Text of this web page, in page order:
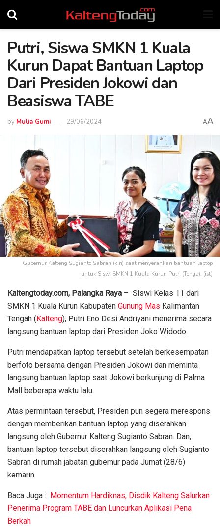
Putri, Siswa SMKN 1 Kuala
Kurun Dapat Bantuan Laptop
Dari Presiden Jokowi dan
Beasiswa TABE
by Mulia Gumi 29/06/2024 AA
Gubernur Kalteng Sugianto Sabran (kiri) saat menyerahkan bantuan laptop
untuk Siswi SMKN 1 Kuala Kurun Putri (Tenga). (ist)
Kaltengtoday.com, Palangka Raya – Siswi Kelas 11 dari
SMKN 1 Kuala Kurun Kabupaten Gunung Mas Kalimantan
Tengah (Kalteng), Putri Eno Desi Andriyani menerima secara
langsung bantuan laptop dari Presiden Joko Widodo.
Putri mendapatkan laptop tersebut setelah berkesempatan
berfoto bersama dengan Presiden Jokowi dan meminta
langsung bantuan laptop saat Jokowi berkunjung di Palma
Mall beberapa waktu lalu.
Atas permintaan tersebut, Presiden pun segera merespons
dengan memberikan bantuan laptop yang diserahkan
langsung oleh Gubernur Kalteng Sugianto Sabran. Dan,
bantuan laptop tersebut diserahkan langsung oleh Sugianto
Sabran di rumah jabatan gubernur pada Jumat (28/6)
kemarin.
Baca Juga : Momentum Hardiknas, Disdik Kalteng Salurkan
Penerima Program TABE dan Luncurkan Aplikasi Pena
Berkah